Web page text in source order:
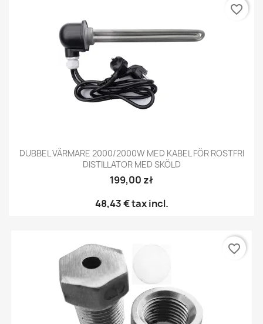
DUBBEL VÄRMARE 2000/2000W MED KABEL FÖR ROSTFRI
DISTILLATOR MED SKÖLD
199,00 zł
48,43 €tax incl.
favorite_border
favorite_border